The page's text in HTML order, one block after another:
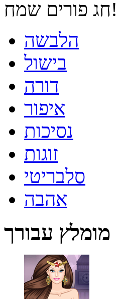
חג פורים שמח!
הלבשה
בישול
דורה
איפור
נסיכות
זוגות
סלבריטי
אהבה
מומלץ עבורך